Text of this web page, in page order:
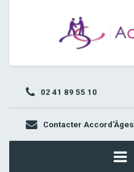
02 41 89 55 10
Contacter Accord'Âges